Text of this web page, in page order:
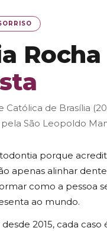
Rocha
Católica de Brasília
São Leopoldo
porque
apenas alinhar
como a pessoa
ao mundo.
2015, cada caso